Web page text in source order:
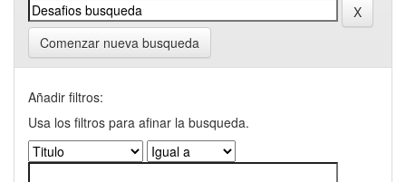
Comenzar nueva busqueda
Añadir filtros:
Usa los filtros para afinar la busqueda.